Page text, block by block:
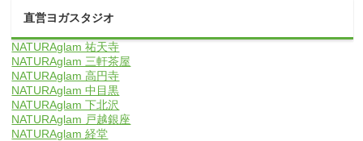
直営ヨガスタジオ
NATURAglam 祐天寺
NATURAglam 三軒茶屋
NATURAglam 高円寺
NATURAglam 中目黒
NATURAglam 下北沢
NATURAglam 戸越銀座
NATURAglam 経堂